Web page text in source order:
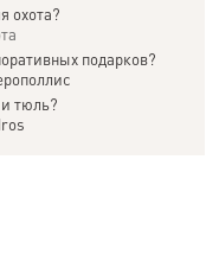
охота?
подарков?
тюль?